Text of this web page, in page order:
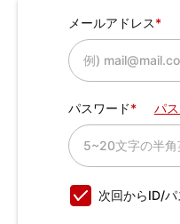
メールアドレス
パスワード パ
次回からID/